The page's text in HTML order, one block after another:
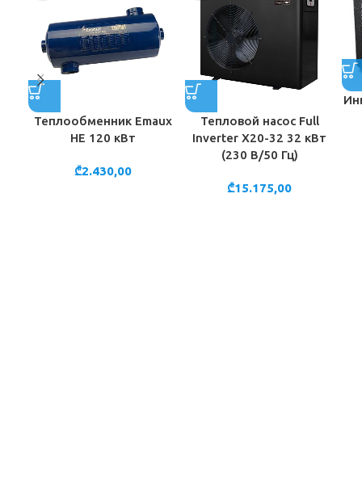
Теплообменник Emaux
HE 120 кВт
₾2.430,00
Тепловой насос Full
Inverter X20-32 32 кВт
(230 В/50 Гц)
₾15.175,00